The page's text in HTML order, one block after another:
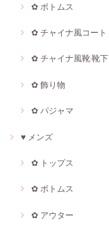
✿ ボトムス
✿ チャイナ風コート
✿ チャイナ風靴·靴下
✿ 飾り物
✿ パジャマ
♥ メンズ
✿ トップス
✿ ボトムス
✿ アウター